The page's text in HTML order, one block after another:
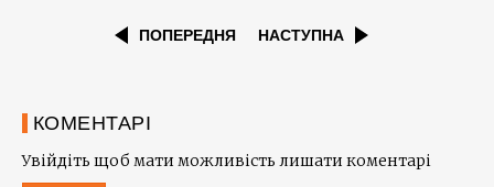
ПОПЕРЕДНЯ НАСТУПНА
КОМЕНТАРІ
Увійдіть щоб мати можливість лишати коментарі